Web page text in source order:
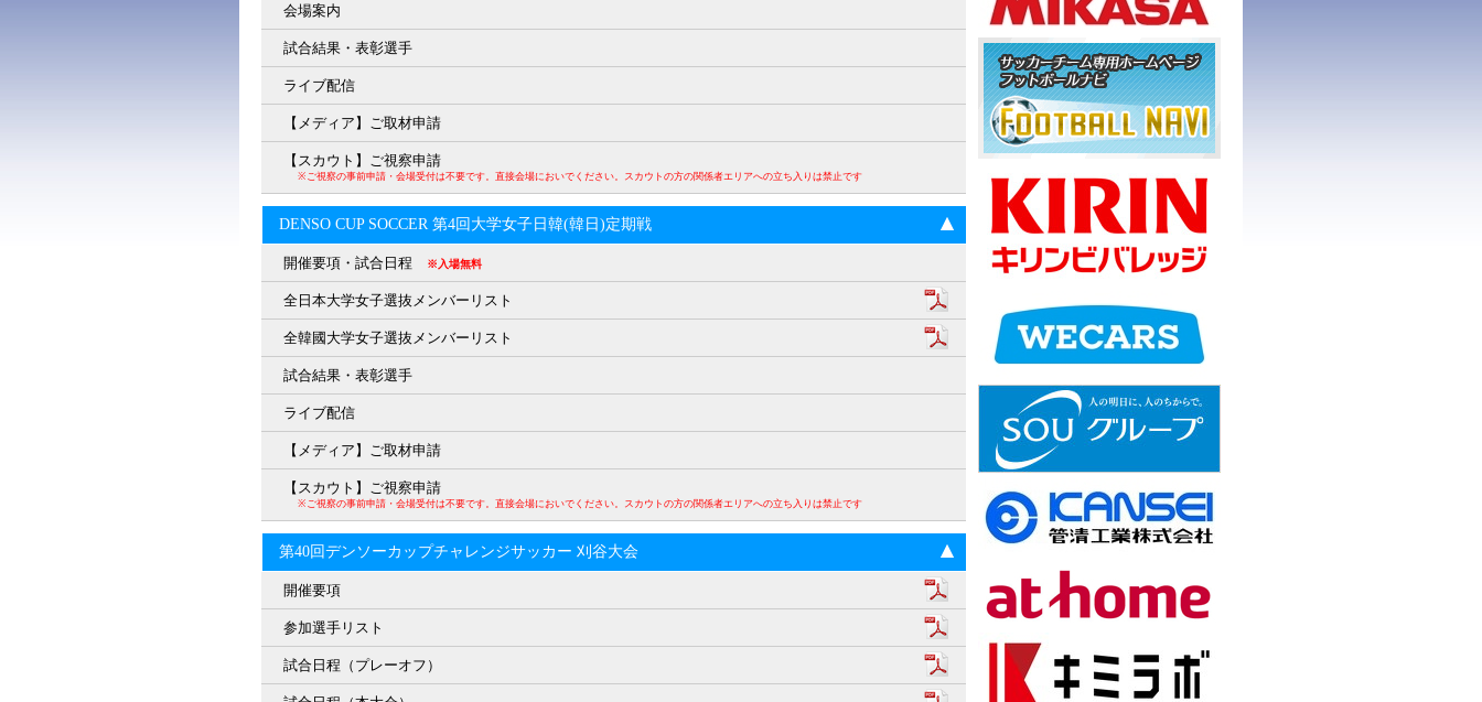
会場案内
試合結果・表彰選手
ライブ配信
【メディア】ご取材申請
【スカウト】ご視察申請
※ご視察の事前申請・会場受付は不要です。直接会場においでください。スカウトの方の関係者エリアへの立ち入りは禁止です
DENSO CUP SOCCER 第4回大学女子日韓(韓日)定期戦
開催要項・試合日程 ※入場無料
全日本大学女子選抜メンバーリスト
全韓國大学女子選抜メンバーリスト
試合結果・表彰選手
ライブ配信
【メディア】ご取材申請
【スカウト】ご視察申請
※ご視察の事前申請・会場受付は不要です。直接会場においでください。スカウトの方の関係者エリアへの立ち入りは禁止です
第40回デンソーカップチャレンジサッカー 刈谷大会
開催要項
参加選手リスト
試合日程（プレーオフ）